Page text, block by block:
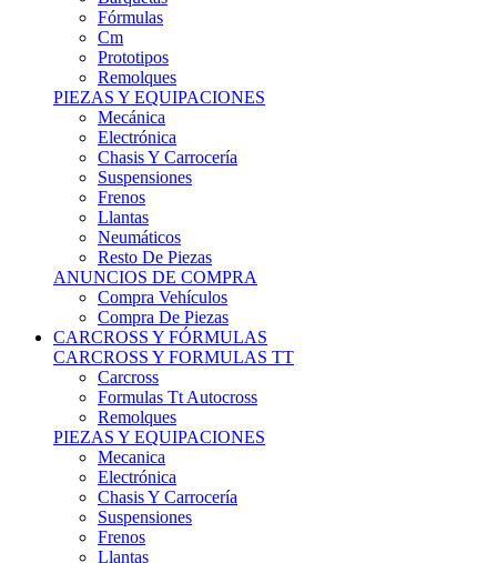
Cm
Prototipos
Remolques
PIEZAS Y EQUIPACIONES
Mecánica
Electrónica
Chasis Y Carrocería
Suspensiones
Frenos
Llantas
Neumáticos
Resto De Piezas
ANUNCIOS DE COMPRA
Compra Vehículos
Compra De Piezas
CARCROSS Y FÓRMULAS
CARCROSS Y FORMULAS TT
Carcross
Formulas Tt Autocross
Remolques
PIEZAS Y EQUIPACIONES
Mecanica
Electrónica
Chasis Y Carrocería
Suspensiones
Frenos
Llantas
Neumáticos